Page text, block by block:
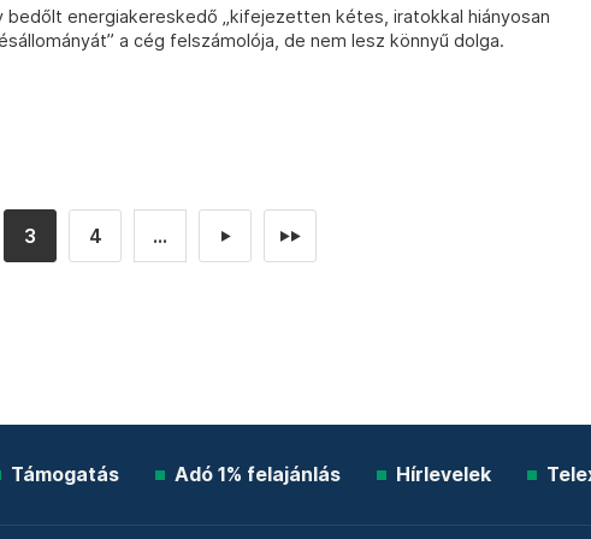
bedőlt energiakereskedő „kifejezetten kétes, iratokkal hiányosan
a cég felszámolója, de nem lesz könnyű dolga.
3 4 ... ► ►►
Támogatás Adó 1% felajánlás Hírlevelek